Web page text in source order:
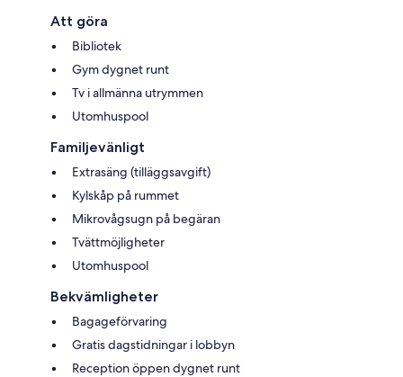
Att göra
Bibliotek
Gym dygnet runt
Tv i allmänna utrymmen
Utomhuspool
Familjevänligt
Extrasäng (tilläggsavgift)
Kylskåp på rummet
Mikrovågsugn på begäran
Tvättmöjligheter
Utomhuspool
Bekvämligheter
Bagageförvaring
Gratis dagstidningar i lobbyn
Reception öppen dygnet runt